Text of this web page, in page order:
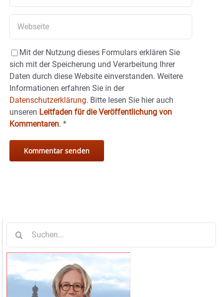
Mit der Nutzung dieses Formulars erklären Sie
sich mit der Speicherung und Verarbeitung Ihrer
Daten durch diese Website einverstanden. Weitere
Informationen erfahren Sie in der
Datenschutzerklärung. Bitte lesen Sie hier auch
unseren Leitfaden für die Veröffentlichung von
Kommentaren. *
nach: